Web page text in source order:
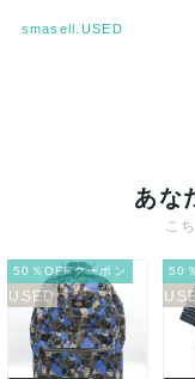
smasell.USED
あな
こ
50％OFFクーポン 50